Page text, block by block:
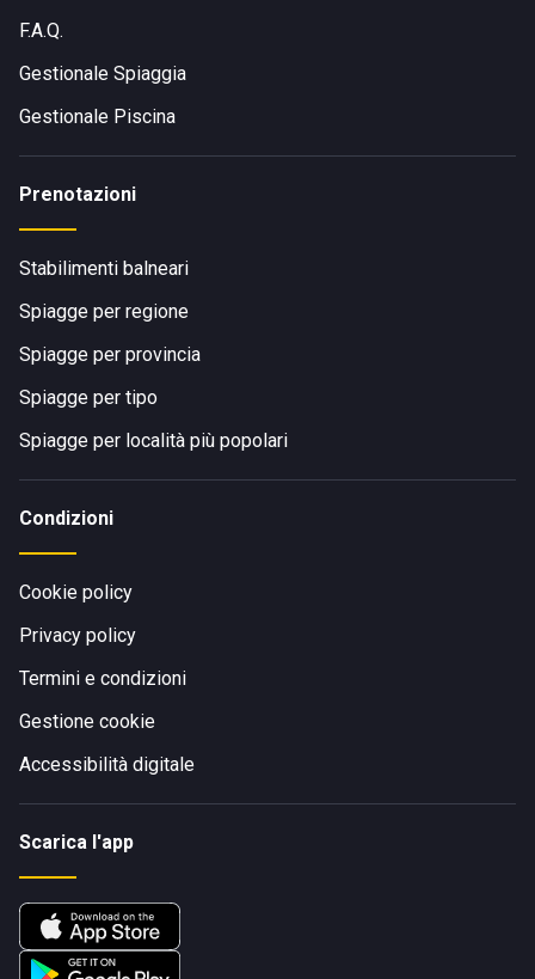
F.A.Q.
Gestionale Spiaggia
Gestionale Piscina
Prenotazioni
Stabilimenti balneari
Spiagge per regione
Spiagge per provincia
Spiagge per tipo
Spiagge per località più popolari
Condizioni
Cookie policy
Privacy policy
Termini e condizioni
Gestione cookie
Accessibilità digitale
Scarica l'app